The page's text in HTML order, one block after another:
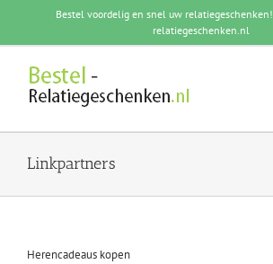
content
Bestel voordelig en snel uw relatiegeschenken!
relatiegeschenken.nl
Linkpartners
Herencadeaus kopen